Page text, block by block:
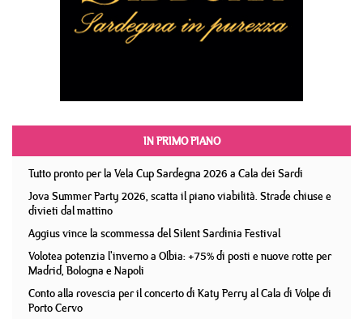
IN PRIMO PIANO
Tutto pronto per la Vela Cup Sardegna 2026 a Cala dei Sardi
Jova Summer Party 2026, scatta il piano viabilità. Strade chiuse e
divieti dal mattino
Aggius vince la scommessa del Silent Sardinia Festival
Volotea potenzia l'inverno a Olbia: +75% di posti e nuove rotte per
Madrid, Bologna e Napoli
Conto alla rovescia per il concerto di Katy Perry al Cala di Volpe di
Porto Cervo